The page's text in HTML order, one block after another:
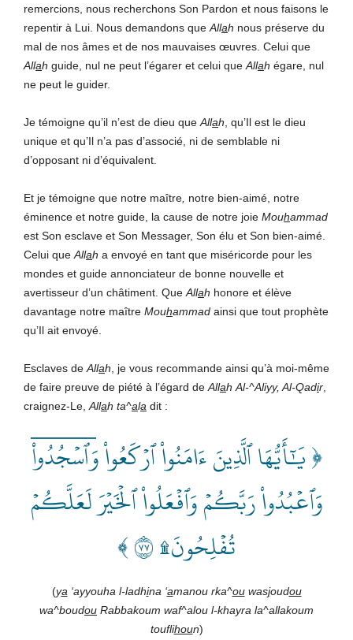
remercions, nous recherchons Son Pardon et nous faisons le
repentir à Lui. Nous demandons que Allah nous préserve du
mal de nos âmes et de nos mauvaises œuvres. Celui que
Allah guide, nul ne peut l’égarer et celui que Allah égare, nul
ne peut le guider.
Je témoigne qu’il n’est de dieu que Allah , qu’Il est le dieu
unique et qu’Il n’a pas d’associé, ni de semblable ni
d’opposant ni d’équivalent.
Et je témoigne que notre maître notre bien-aimé, notre
éminence et notre guide, la cause de notre joie Mouhammad
est Son esclave et Son Messager, Son élu et Son bien-aimé.
Celui que Allah a envoyé en tant que miséricorde pour les
mondes et guide annonciateur de bonne nouvelle et
avertisseur d’un châtiment. Que Allah honore et élève
davantage notre maître Mouhammad ainsi que tout prophète
qu’Il ait envoyé.
Esclaves de Allah , je vous recommande ainsi qu’à moi-même
de faire preuve de piété à l’égard de Allah Al-^Aliyy, Al-Qadir
craignez-Le, Allah ta^ala dit :
﴿ يَٰٓأَيُّهَا ٱلَّذِينَ ءَامَنُواْ ٱرۡكَعُواْ وَٱسۡجُدُواْۤ
وَٱعۡبُدُواْ رَبَّكُمۡ وَٱفۡعَلُواْ ٱلۡخَيۡرَ لَعَلَّكُمۡ
تُفۡلِحُونَ۩ ٧٧ ﴾
(ya ‘ayyouha l-ladhina ‘amanou rka^ouwasjoudou
wa^boudou Rabbakoum waf^alou l-khayra la^allakoum
touflihoun)